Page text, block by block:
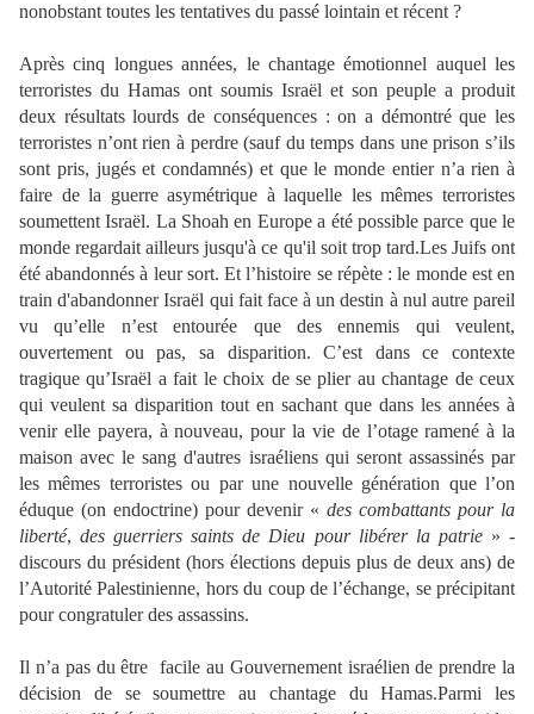
nonobstant toutes les tentatives du passé lointain et récent ?
Après cinq longues années, le chantage émotionnel auquel les
terroristes du Hamas ont soumis Israël et son peuple a produit
deux résultats lourds de conséquences : on a démontré que les
terroristes n’ont rien à perdre (sauf du temps dans une prison s’ils
sont pris, jugés et condamnés) et que le monde entier n’a rien à
faire de la guerre asymétrique à laquelle les mêmes terroristes
soumettent Israël. La Shoah en Europe a été possible parce que le
monde regardait ailleurs jusqu'à ce qu'il soit trop tard.Les Juifs ont
été abandonnés à leur sort. Et l’histoire se répète : le monde est en
train d'abandonner Israël qui fait face à un destin à nul autre pareil
vu qu’elle n’est entourée que des ennemis qui veulent,
ouvertement ou pas, sa disparition.
C’est dans ce contexte
tragique qu’Israël a fait le choix de se plier au chantage de ceux
qui veulent sa disparition tout en sachant que dans les années à
venir elle payera, à nouveau, pour la vie de l’otage ramené à la
maison avec le sang d'autres israéliens qui seront assassinés par
les mêmes terroristes ou par une nouvelle génération que l’on
éduque (on endoctrine) pour devenir « des combattants pour la
liberté, des guerriers saints de Dieu pour libérer la patrie » -
discours du président (hors élections depuis plus de deux ans) de
l’Autorité Palestinienne, hors du coup de l’échange, se précipitant
pour congratuler des assassins.
Il n’a pas du être facile au Gouvernement israélien de prendre la
décision de se soumettre au chantage du Hamas.Parmi les